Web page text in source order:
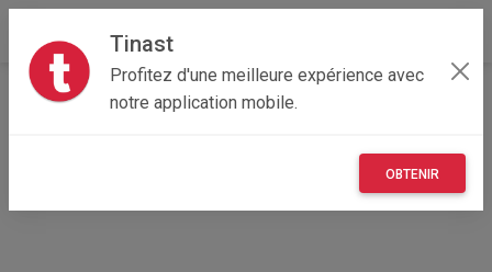
Tinast
Profitez d'une meilleure expérience avec
notre application mobile.
OBTENIR
Accueil Recherche Nouvelle-Aquitaine